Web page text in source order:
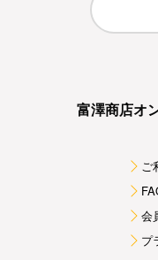
富澤商店オ
ご
会
プ